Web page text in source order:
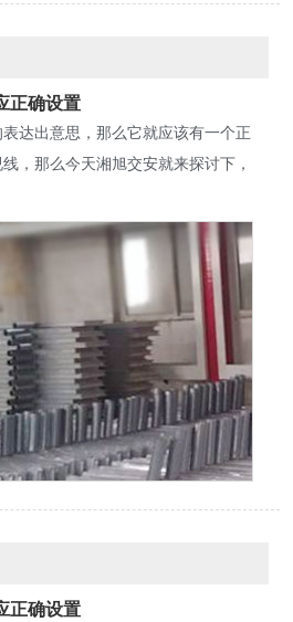
正确设置
达出意思，那么它就应该有一个正
，那么今天湘旭交安就来探讨下，
正确设置